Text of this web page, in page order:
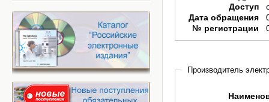
Доступ
Дата обращения
№ регистрации
Производитель